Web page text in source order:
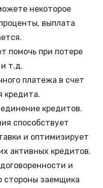
некоторое
выплата
помочь при потере
т.д.
платежа в счет
кредита.
кредитов.
способствует
и оптимизирует
активных кредитов.
и
стороны заемщика